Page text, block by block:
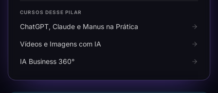
CURSOS DESSE PILAR
ChatGPT, Claude e Manus na Prática
Vídeos e Imagens com IA
IA Business 360°